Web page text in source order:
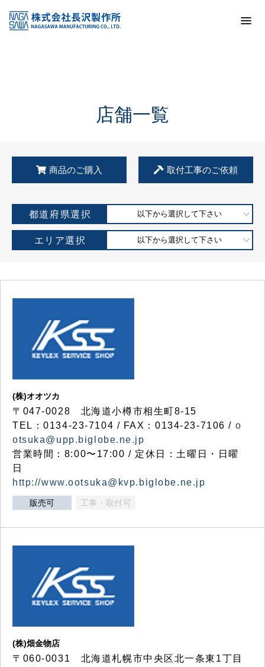
KSS加盟店・取扱店情報
店舗一覧
店舗一覧
商品のご購入 取付工事のご依頼
都道府県選択 以下から選択して下さい
エリア選択 以下から選択して下さい
(株)オオツカ
〒047-0028 北海道小樽市相生町8-15
TEL：0134-23-7104 / FAX：0134-23-7106 / o
otsuka@upp.biglobe.ne.jp
営業時間：8:00〜17:00 / 定休日：土曜日・日曜
日
http://www.ootsuka@kvp.biglobe.ne.jp
販売可 工事・取付可
(株)畑金物店
〒060-0031 北海道札幌市中央区北一条東1丁目